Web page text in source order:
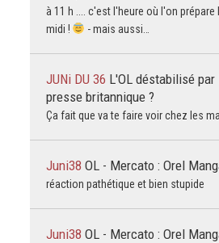
à 11 h .... c'est l'heure où l'on
midi !
- mais aussi…
JUNi DU 36 L'OL déstabilisé
presse britannique ?
Ça fait que va te faire voir chez les
Juni38 OL - Mercato : Orel
réaction pathétique et bien stupide
Juni38 OL - Mercato : Orel